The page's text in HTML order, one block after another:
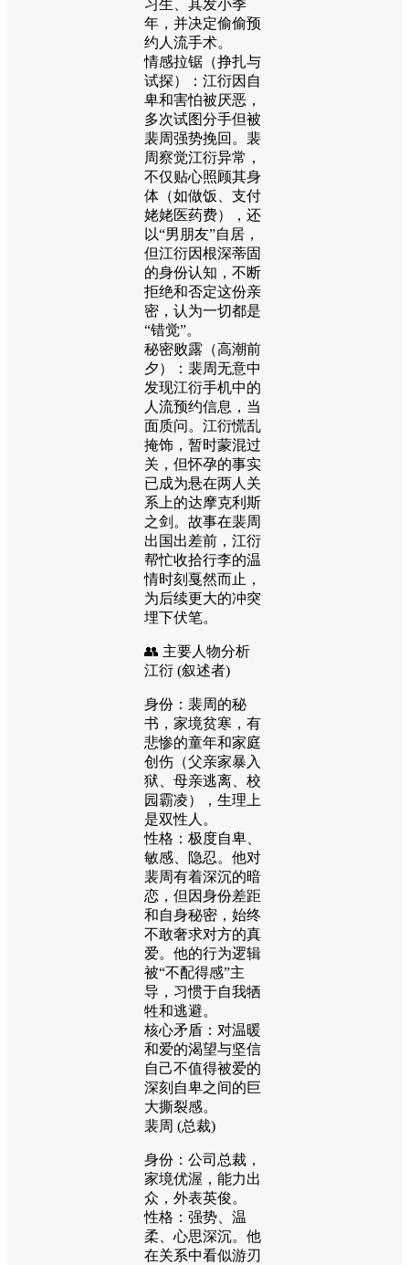
习生、其发小季
年，并决定偷偷预
约人流手术。
情感拉锯（挣扎与
试探）：江衍因自
卑和害怕被厌恶，
多次试图分手但被
裴周强势挽回。裴
周察觉江衍异常，
不仅贴心照顾其身
体（如做饭、支付
姥姥医药费），还
以“男朋友”自居，
但江衍因根深蒂固
的身份认知，不断
拒绝和否定这份亲
密，认为一切都是
“错觉”。
秘密败露（高潮前
夕）：裴周无意中
发现江衍手机中的
人流预约信息，当
面质问。江衍慌乱
掩饰，暂时蒙混过
关，但怀孕的事实
已成为悬在两人关
系上的达摩克利斯
之剑。故事在裴周
出国出差前，江衍
帮忙收拾行李的温
情时刻戛然而止，
为后续更大的冲突
埋下伏笔。
👥 主要人物分析
江衍 (叙述者)
身份：裴周的秘
书，家境贫寒，有
悲惨的童年和家庭
创伤（父亲家暴入
狱、母亲逃离、校
园霸凌），生理上
是双性人。
性格：极度自卑、
敏感、隐忍。他对
裴周有着深沉的暗
恋，但因身份差距
和自身秘密，始终
不敢奢求对方的真
爱。他的行为逻辑
被“不配得感”主
导，习惯于自我牺
牲和逃避。
核心矛盾：对温暖
和爱的渴望与坚信
自己不值得被爱的
深刻自卑之间的巨
大撕裂感。
裴周 (总裁)
身份：公司总裁，
家境优渥，能力出
众，外表英俊。
性格：强势、温
柔、心思深沉。他
在关系中看似游刃